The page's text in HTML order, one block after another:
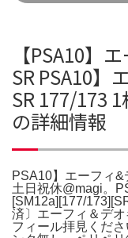
【PSA10】
SR PSA10】
SR 177/173
の詳細情報
PSA10】エーフィ
土日祝休@magi。
[SM12a][177/
済〕エーフィ＆デ
フィール拝見くだ